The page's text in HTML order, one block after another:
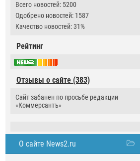
Всего новостей: 5200
Одобрено новостей: 1587
Качество новостей: 31%
Рейтинг
Отзывы о сайте (383)
Сайт забанен по просьбе редакции
«Коммерсантъ»
О сайте News2.ru